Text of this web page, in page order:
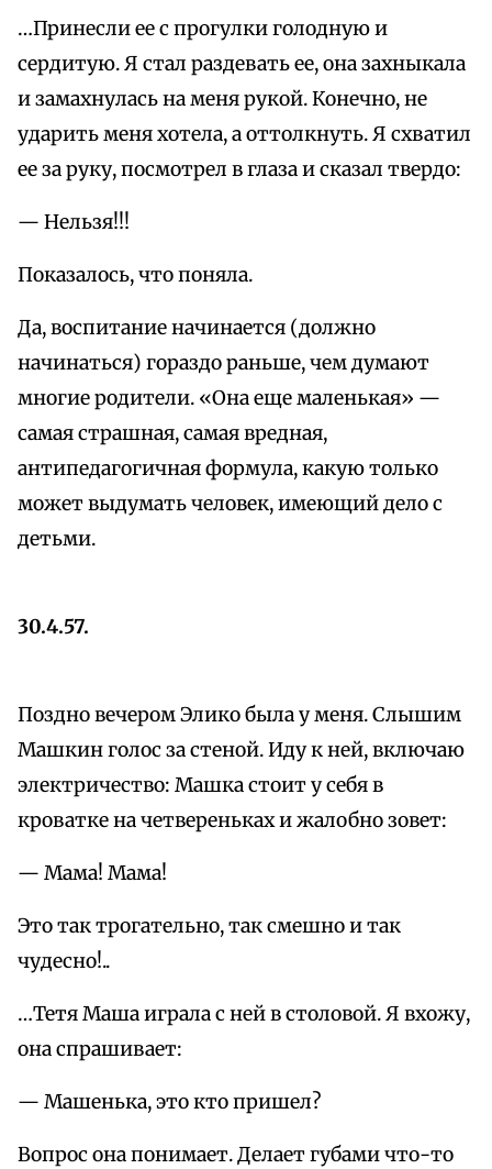
…Принесли ее с прогулки голодную и
сердитую. Я стал раздевать ее, она захныкала
и замахнулась на меня рукой. Конечно, не
ударить меня хотела, а оттолкнуть. Я схватил
ее за руку, посмотрел в глаза и сказал твердо:
— Нельзя!!!
Показалось, что поняла.
Да, воспитание начинается (должно
начинаться) гораздо раньше, чем думают
многие родители. «Она еще маленькая» —
самая страшная, самая вредная,
антипедагогичная формула, какую только
может выдумать человек, имеющий дело с
детьми.
30.4.57.
Поздно вечером Элико была у меня. Слышим
Машкин голос за стеной. Иду к ней, включаю
электричество: Машка стоит у себя в
кроватке на четвереньках и жалобно зовет:
— Мама! Мама!
Это так трогательно, так смешно и так
чудесно!..
…Тетя Маша играла с ней в столовой. Я вхожу,
она спрашивает:
— Машенька, это кто пришел?
Вопрос она понимает. Делает губами что-то